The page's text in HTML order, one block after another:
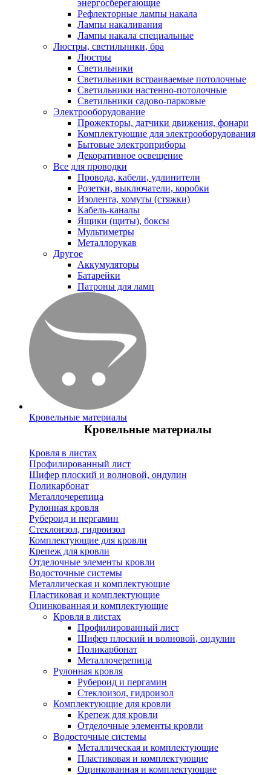
энергосберегающие
Рефлекторные лампы накала
Лампы накаливания
Лампы накала специальные
Люстры, светильники, бра
Люстры
Светильники
Светильники встраиваемые потолочные
Светильники настенно-потолочные
Светильники садово-парковые
Электрооборудование
Прожекторы, датчики движения, фонари
Комплектующие для электрооборудования
Бытовые электроприборы
Декоративное освещение
Все для проводки
Провода, кабели, удлинители
Розетки, выключатели, коробки
Изолента, хомуты (стяжки)
Кабель-каналы
Ящики (щиты), боксы
Мультиметры
Металлорукав
Другое
Аккумуляторы
Батарейки
Патроны для ламп
Кровельные материалы
Кровельные материалы
Кровля в листах
Профилированный лист
Шифер плоский и волновой, ондулин
Поликарбонат
Металлочерепица
Рулонная кровля
Рубероид и пергамин
Стеклоизол, гидроизол
Комплектующие для кровли
Крепеж для кровли
Отделочные элементы кровли
Водосточные системы
Металлическая и комплектующие
Пластиковая и комплектующие
Оцинкованная и комплектующие
Кровля в листах
Профилированный лист
Шифер плоский и волновой, ондулин
Поликарбонат
Металлочерепица
Рулонная кровля
Рубероид и пергамин
Стеклоизол, гидроизол
Комплектующие для кровли
Крепеж для кровли
Отделочные элементы кровли
Водосточные системы
Металлическая и комплектующие
Пластиковая и комплектующие
Оцинкованная и комплектующие